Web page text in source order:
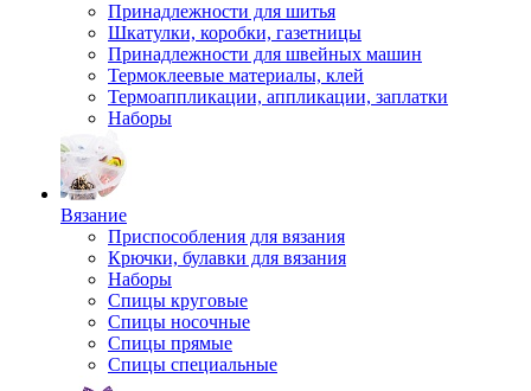
Принадлежности для шитья
Шкатулки, коробки, газетницы
Принадлежности для швейных машин
Термоклеевые материалы, клей
Термоаппликации, аппликации, заплатки
Наборы
Вязание
Приспособления для вязания
Крючки, булавки для вязания
Наборы
Спицы круговые
Спицы носочные
Спицы прямые
Спицы специальные